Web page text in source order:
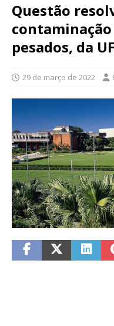
Questão
pesados, da
29 de março de 2022